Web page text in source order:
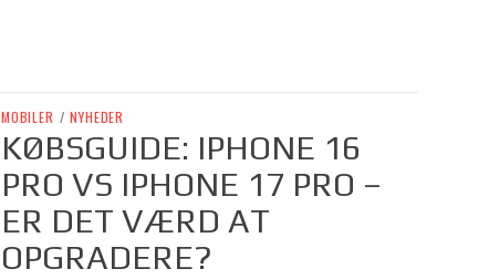
MOBILER / NYHEDER
KØBSGUIDE: IPHONE 16
PRO VS IPHONE 17 PRO –
ER DET VÆRD AT
OPGRADERE?